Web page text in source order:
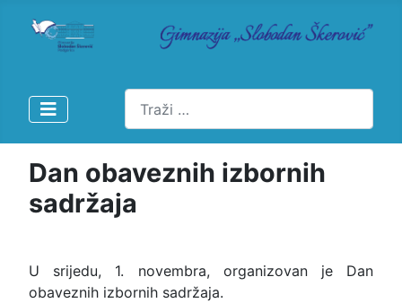
Pretraži
Dan obaveznih izbornih
sadržaja
U srijedu, 1. novembra, organizovan je Dan
obaveznih izbornih sadržaja.